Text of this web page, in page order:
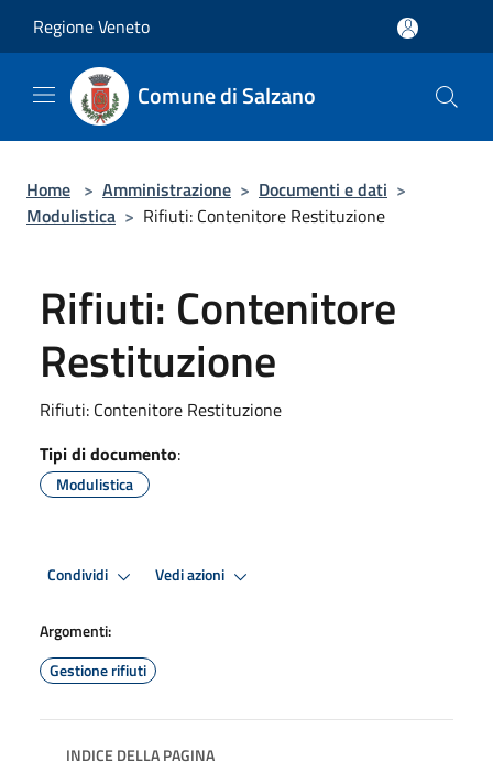
Regione Veneto
Comune di Salzano
Home > Amministrazione > Documenti e dati >
Modulistica > Rifiuti: Contenitore Restituzione
Rifiuti: Contenitore
Restituzione
Rifiuti: Contenitore Restituzione
Tipi di documento:
Modulistica
Condividi Vedi azioni
Argomenti:
Gestione rifiuti
INDICE DELLA PAGINA